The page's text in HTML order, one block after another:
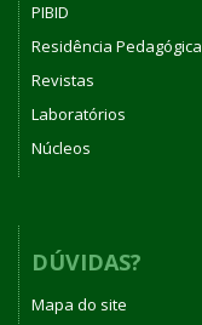
PIBID
Residência Pedagógica
Revistas
Laboratórios
Núcleos
DÚVIDAS?
Mapa do site